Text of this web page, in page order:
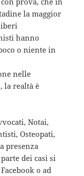
la maggior
hanno
o niente in
nelle
la realtà è
Notai,
Osteopati,
presenza
dei casi si
o ad